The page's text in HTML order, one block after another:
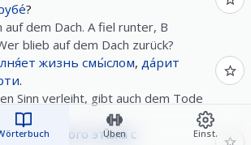
Üben Einst.
?
auf dem Dach. A fiel runter, B
blieb auf dem Dach zurück?
жизнь смы́слом, да́рит
.
Sinn verleiht, gibt auch dem Tode
с двадца́того этажа́ с